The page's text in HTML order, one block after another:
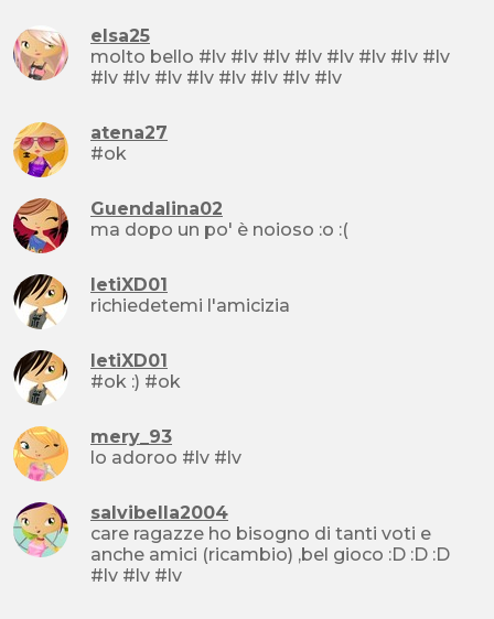
elsa25
molto bello #lv #lv #lv #lv #lv #lv #lv #lv
#lv #lv #lv #lv #lv #lv #lv #lv
atena27
#ok
Guendalina02
ma dopo un po' è noioso :o :(
letiXD01
richiedetemi l'amicizia
letiXD01
#ok :) #ok
mery_93
lo adoroo #lv #lv
salvibella2004
care ragazze ho bisogno di tanti voti e
anche amici (ricambio) ,bel gioco :D :D :D
#lv #lv #lv